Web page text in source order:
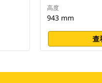
高度
943 mm
查